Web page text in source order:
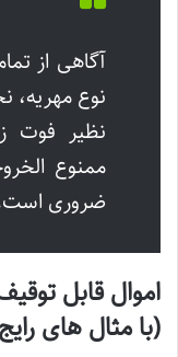
آگاهی از
نوع مهریه،
نظیر فوت
ممنوع
ضروری
اموال قابل
(با مثال های